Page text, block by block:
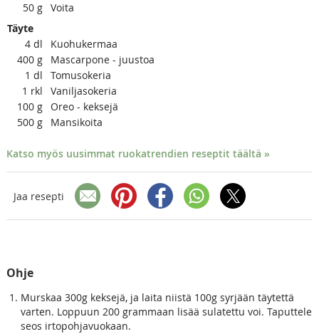
50 g Voita
Täyte
4 dl
Kuohukermaa
400 g
Mascarpone - juustoa
1 dl
Tomusokeria
1 rkl
Vaniljasokeria
100 g Oreo - keksejä
500 g Mansikoita
Katso myös uusimmat ruokatrendien reseptit täältä »
Jaa resepti
Ohje
Murskaa 300g keksejä, ja laita niistä 100g syrjään täytettä
varten. Loppuun 200 grammaan lisää sulatettu voi. Taputtele
seos irtopohjavuokaan.